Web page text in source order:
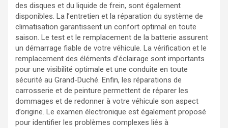
des disques et du liquide de frein, sont également
disponibles. La l’entretien et la réparation du système de
climatisation garantissent un confort optimal en toute
saison. Le test et le remplacement de la batterie assurent
un démarrage fiable de votre véhicule. La vérification et le
remplacement des éléments d’éclairage sont importants
pour une visibilité optimale et une conduite en toute
sécurité au Grand-Duché. Enfin, les réparations de
carrosserie et de peinture permettent de réparer les
dommages et de redonner à votre véhicule son aspect
d’origine. Le examen électronique est également proposé
pour identifier les problèmes complexes liés à